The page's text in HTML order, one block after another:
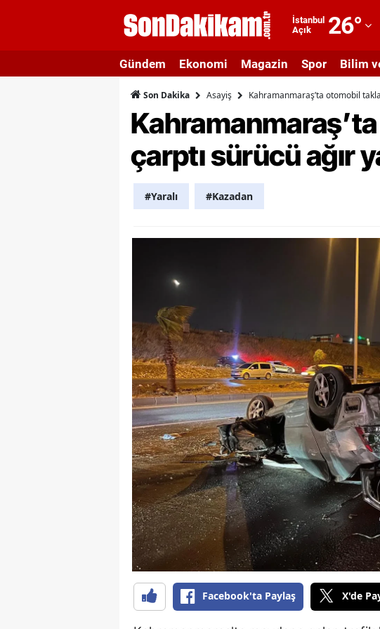
İstanbul
Açık
26°
Adıyaman
Afyonkarahisar
Ağrı
Amasya
Artvin
Bingöl
Bitlis
Bolu
Burdur
Bursa
Çanakkale
Çankırı
Çorum
Denizli
Gündem Ekonomi Magazin Spor Bilim
Son Dakika Asayiş Kahramanmaraş’ta otomobil
çarptı sürücü ağır
#Yaralı #Kazadan
Facebook'ta Paylaş X'de